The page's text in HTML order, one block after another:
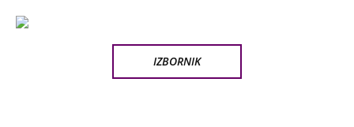
IZBORNIK